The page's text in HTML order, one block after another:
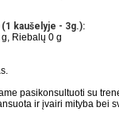
(1 kaušelyje - 3g.):
Riebalų 0 g
pasikonsultuoti su
ir įvairi mityba bei